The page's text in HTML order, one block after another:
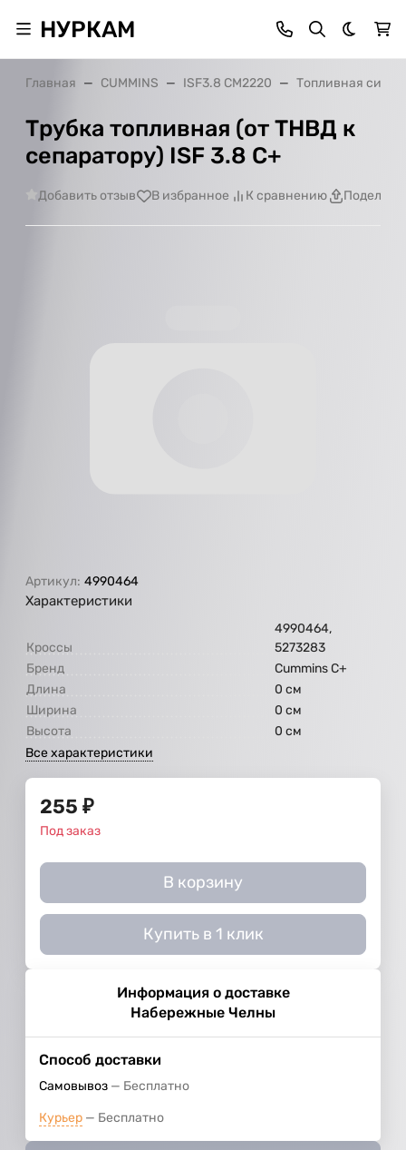
НУРКАМ Темная
Главная CUMMINS ISF3.8 CM2220 Топливная
Трубка топливная (от ТНВД к
сепаратору) ISF 3.8 С+
Добавить отзыв В избранное К сравнению
Артикул: 4990464
Характеристики
Кроссы
4990464,
5273283
Бренд
Cummins C+
Длина
0 см
Ширина
0 см
Высота
0 см
Все характеристики
255 ₽
Под заказ
В корзину
Купить в 1 клик
Информация о доставке
Набережные Челны
Способ доставки
Самовывоз Бесплатно
Курьер Бесплатно